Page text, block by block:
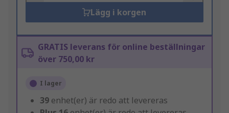
Lägg i korgen
GRATIS leverans för online beställningar
över 750,00 kr
I lager
39 enhet(er) är redo att levereras